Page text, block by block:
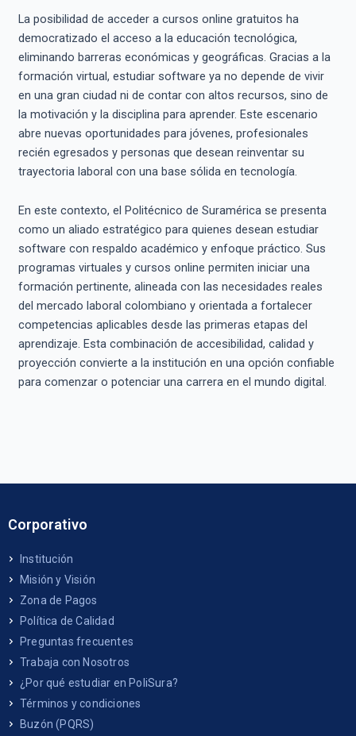
La posibilidad de acceder a cursos online gratuitos ha
democratizado el acceso a la educación tecnológica,
eliminando barreras económicas y geográficas. Gracias a la
formación virtual, estudiar software ya no depende de vivir
en una gran ciudad ni de contar con altos recursos, sino de
la motivación y la disciplina para aprender. Este escenario
abre nuevas oportunidades para jóvenes, profesionales
recién egresados y personas que desean reinventar su
trayectoria laboral con una base sólida en tecnología.
En este contexto, el Politécnico de Suramérica se presenta
como un aliado estratégico para quienes desean estudiar
software con respaldo académico y enfoque práctico. Sus
programas virtuales y cursos online permiten iniciar una
formación pertinente, alineada con las necesidades reales
del mercado laboral colombiano y orientada a fortalecer
competencias aplicables desde las primeras etapas del
aprendizaje. Esta combinación de accesibilidad, calidad y
proyección convierte a la institución en una opción confiable
para comenzar o potenciar una carrera en el mundo digital.
Corporativo
Institución
Misión y Visión
Zona de Pagos
Política de Calidad
Preguntas frecuentes
Trabaja con Nosotros
¿Por qué estudiar en PoliSura?
Términos y condiciones
Buzón (PQRS)